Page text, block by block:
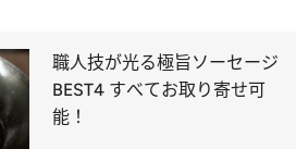
職人技が光る極旨ソーセージ
BEST4 すべてお取り寄せ可
能！